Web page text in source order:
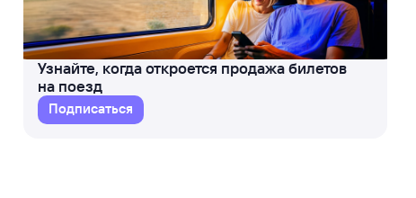
Узнайте, когда откроется продажа билетов
на поезд
Подписаться